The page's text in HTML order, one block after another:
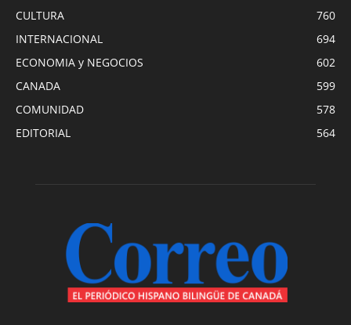
CULTURA
760
INTERNACIONAL
694
ECONOMIA y NEGOCIOS
602
CANADA
599
COMUNIDAD
578
EDITORIAL
564